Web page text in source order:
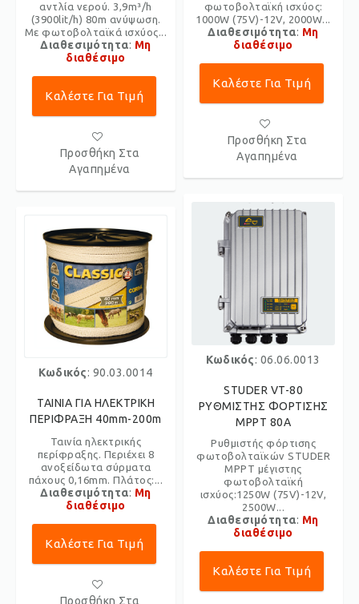
αντλία νερού. 3,9m³/h
(3900lit/h) 80m ανύψωση.
Με φωτοβολταϊκά ισχύος...
Διαθεσιμότητα: Μη
διαθέσιμο
Καλέστε Για Τιμή
Προσθήκη Στα
Αγαπημένα
Κωδικός: 90.03.0014
ΤΑΙΝΙΑ ΓΙΑ ΗΛΕΚΤΡΙΚΗ
ΠΕΡΙΦΡΑΞΗ 40mm-200m
Ταινία ηλεκτρικής
περίφραξης. Περιέχει 8
ανοξείδωτα σύρματα
πάχους 0,16mm. Πλάτος:...
Διαθεσιμότητα: Μη
διαθέσιμο
Καλέστε Για Τιμή
Προσθήκη Στα
φωτοβολταϊκή ισχύoς:
1000W (75V)-12V, 2000W...
Διαθεσιμότητα: Μη
διαθέσιμο
Καλέστε Για Τιμή
Προσθήκη Στα
Αγαπημένα
Κωδικός: 06.06.0013
STUDER VT-80
ΡΥΘΜΙΣΤΗΣ ΦΟΡΤΙΣΗΣ
MPPT 80A
Ρυθμιστής φόρτισης
φωτοβολταϊκών STUDER
MPPT μέγιστης
φωτοβολταϊκή
ισχύoς:1250W (75V)-12V,
2500W...
Διαθεσιμότητα: Μη
διαθέσιμο
Καλέστε Για Τιμή